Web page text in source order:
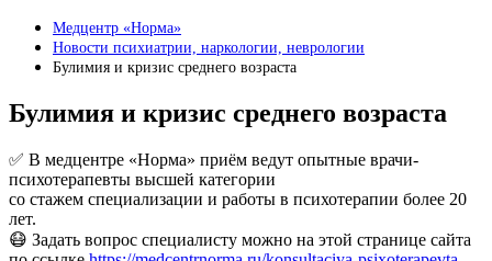
Медцентр «Норма»
Новости психиатрии, наркологии, неврологии
Булимия и кризис среднего возраста
Булимия и кризис среднего возраста
✅ В медцентре «Норма» приём ведут опытные врачи-
психотерапевты высшей категории
со стажем специализации и работы в психотерапии более 20
лет.
😷 Задать вопрос специалисту можно на этой странице сайта